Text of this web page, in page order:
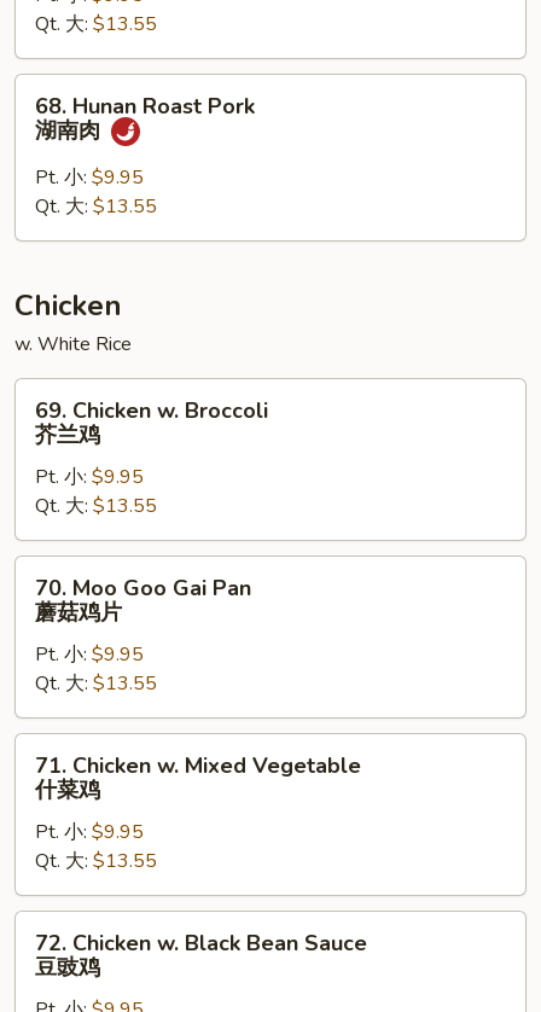
Garlic
Sauce
鱼
Qt. 大: $13.55
Hunan
Roast
Pork
南
68. Hunan Roast Pork
湖南肉
Pt. 小: $9.95
Qt. 大: $13.55
Chicken
w. White Rice
Chicken
Broccoli
兰
鸡
69. Chicken w. Broccoli
芥兰鸡
Pt. 小: $9.95
Qt. 大: $13.55
Moo
Goo
Gai
Pan
蘑
菇
70. Moo Goo Gai Pan
蘑菇鸡片
Pt. 小: $9.95
Qt. 大: $13.55
Chicken
Mixed
Vegetable
什
菜
71. Chicken w. Mixed Vegetable
什菜鸡
Pt. 小: $9.95
Qt. 大: $13.55
Chicken
72. Chicken w. Black Bean Sauce
豆豉鸡